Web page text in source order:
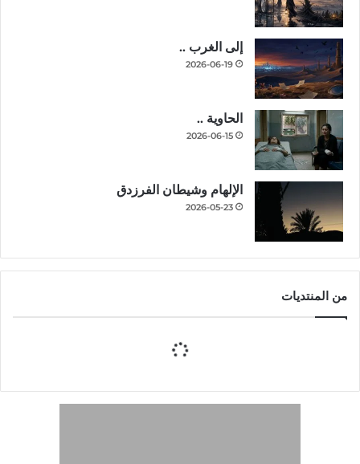
إلى الغرب ..
2026-06-19
الحاوية ..
2026-06-15
الإلهام وشيطان الفرزدق
2026-05-23
من المنتديات